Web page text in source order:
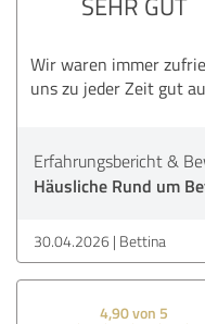
Wir waren immer
uns zu jeder Zeit gut
Erfahrungsbericht &
Häusliche Rund um
30.04.2026 Bettina
4,90 von 5